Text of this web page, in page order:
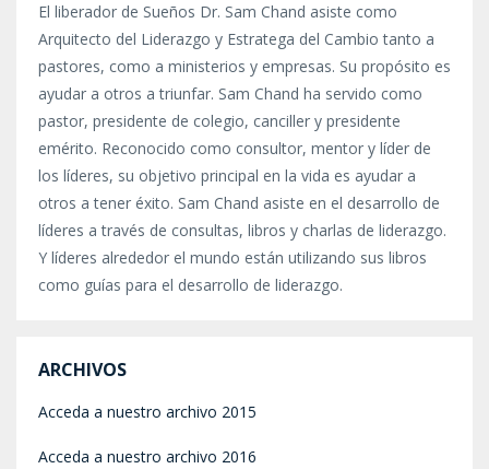
El liberador de Sueños Dr. Sam Chand asiste como
Arquitecto del Liderazgo y Estratega del Cambio tanto a
pastores, como a ministerios y empresas. Su propósito es
ayudar a otros a triunfar. Sam Chand ha servido como
pastor, presidente de colegio, canciller y presidente
emérito. Reconocido como consultor, mentor y líder de
los líderes, su objetivo principal en la vida es ayudar a
otros a tener éxito. Sam Chand asiste en el desarrollo de
líderes a través de consultas, libros y charlas de liderazgo.
Y líderes alrededor el mundo están utilizando sus libros
como guías para el desarrollo de liderazgo.
ARCHIVOS
Acceda a nuestro archivo 2015
Acceda a nuestro archivo 2016